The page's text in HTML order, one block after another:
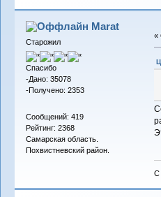
Marat
Старожил
Спасибо
-Дано: 35078
-Получено: 2353
Сообщений: 419
Рейтинг: 2368
Самарская область.
Похвистневский район.
«
С